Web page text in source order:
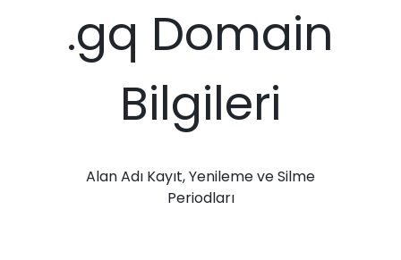
.gq Domain
Bilgileri
Alan Adı Kayıt, Yenileme ve Silme
Periodları